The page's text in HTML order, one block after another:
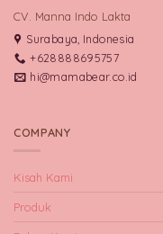
CV. Manna Indo Lakta
Surabaya, Indonesia
+628888695757
hi@mamabear.co.id
COMPANY
Kisah Kami
Produk